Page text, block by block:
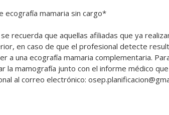
ecografía mamaria sin cargo*
recuerda que aquellas afiliadas que ya
en caso de que el profesional detecte
a una ecografía mamaria complementaria.
la mamografía junto con el informe médico
al correo electrónico: